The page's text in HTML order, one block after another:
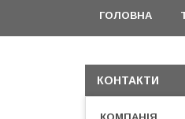
ГОЛОВНА
КОНТАКТИ